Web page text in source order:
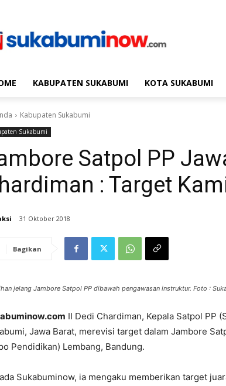
KABUPATEN SUKABUMI KOTA SUKABUMI
Kabupaten Sukabumi
Sukabumi
Satpol PP
: Target
31 Oktober 2018
Bagikan
jelang Jambore Satpol PP dibawah pengawasan instruktur. Foto :
II Dedi Chardiman, Kepala Satpol PP
Jawa Barat, merevisi target dalam Jambore
Pendidikan) Lembang, Bandung.
Sukabuminow, ia mengaku memberikan target